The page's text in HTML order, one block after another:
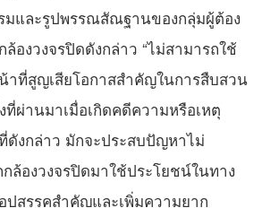
มและรูปพรรณสัณฐานของกลุ่มผู้ต้อง
องวงจรปิดดังกล่าว “ไม่สามารถใช้
าที่สูญเสียโอกาสสำคัญในการสืบสวน
ผ่านมาเมื่อเกิดคดีความหรือเหตุ
งกล่าว มักจะประสบปัญหาไม่
ล้องวงจรปิดมาใช้ประโยชน์ในทาง
ปสรรคสำคัญและเพิ่มความยาก